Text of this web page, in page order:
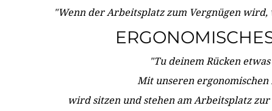
"Wenn der Arbeitsplatz zum Vergnügen
"Tu deinem Rücken
Mit unseren ergonomischen
wird sitzen und stehen am Arbeitsplatz